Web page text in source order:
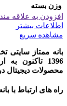
وزن بسته
افزودن به علاقه
اطلاعات بیشتر
مشاهده سریع
1396
محصولات دیجیتال
راه های ارتباط با